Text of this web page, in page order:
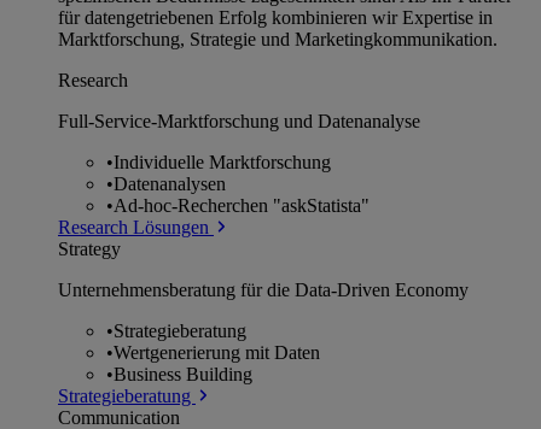
für datengetriebenen Erfolg kombinieren wir Expertise in
Marktforschung, Strategie und Marketingkommunikation.
Research
Full-Service-Marktforschung und Datenanalyse
•Individuelle Marktforschung
•Datenanalysen
•Ad-hoc-Recherchen "askStatista"
Research Lösungen
Strategy
Unternehmens­beratung für die Data-Driven Economy
•Strategieberatung
•Wertgenerierung mit Daten
•Business Building
Strategieberatung
Communication